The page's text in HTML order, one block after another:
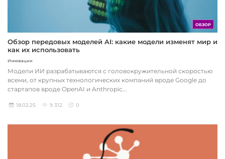
ОБЗОР
Обзор передовых моделей AI: какие модели изменят мир и
как их использовать
Инновации
Модели ИИ разрабатываются с головокружительной скоростью
всеми, от крупных технологических компаний вроде Google до
стартапов вроде OpenAI и Anthropic...
18.02.25 9 312 0